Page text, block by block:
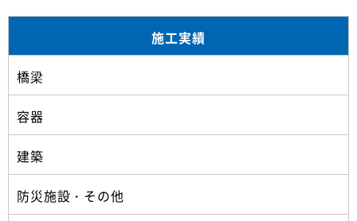
施工実績
橋梁
容器
建築
防災施設・その他